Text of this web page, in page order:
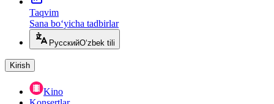
Taqvim
Sana bo‘yicha tadbirlar
РусскийO‘zbek tili
Kirish
Kino